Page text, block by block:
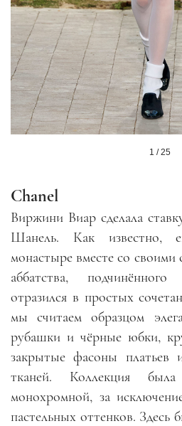
1 / 25
Chanel
Виржини Виар сделала
Шанель. Как известно,
монастыре вместе со своими
аббатства,
отразился в простых
мы считаем образцом
рубашки и чёрные юбки,
закрытые фасоны платьев
тканей. Коллекция
монохромной, за
пастельных оттенков.